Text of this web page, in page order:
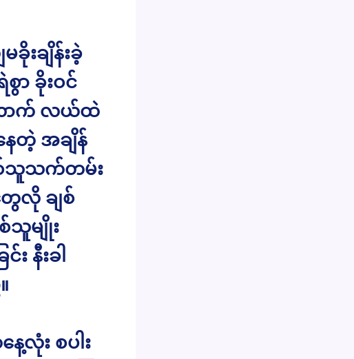
းချိန်းခဲ့
ခိုးဝင်
ောက် လယ်ထဲ
တဲ့ အချိန်
စ်သူသက်တမ်း
ေလို ချစ်
သူမျိုး
နီးခါ
လုံး စပါး